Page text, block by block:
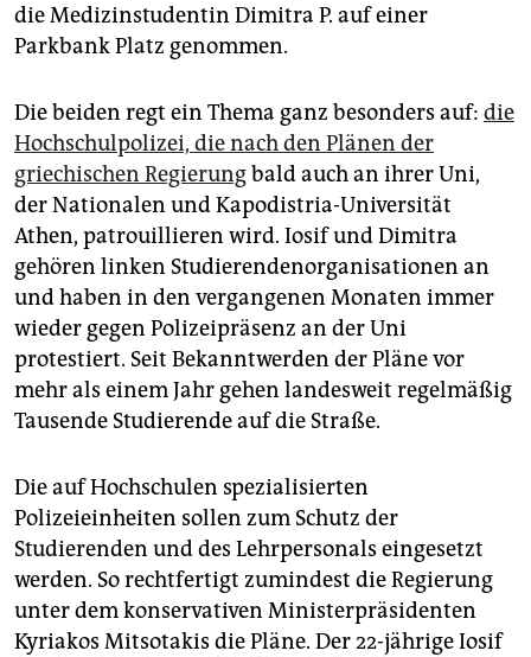
die Medizinstudentin Dimitra P. auf einer
Parkbank Platz genommen.
Die beiden regt ein Thema ganz besonders auf: die
Hochschulpolizei, die nach den Plänen der
griechischen Regierungbald auch an ihrer Uni,
der Nationalen und Kapodistria-Universität
Athen, patrouillieren wird. Iosif und Dimitra
gehören linken Studierendenorganisationen an
und haben in den vergangenen Monaten immer
wieder gegen Polizeipräsenz an der Uni
protestiert. Seit Bekanntwerden der Pläne vor
mehr als einem Jahr gehen landesweit regelmäßig
Tausende Studierende auf die Straße.
Die auf Hochschulen spezialisierten
Polizeieinheiten sollen zum Schutz der
Studierenden und des Lehrpersonals eingesetzt
werden. So rechtfertigt zumindest die Regierung
unter dem konservativen Ministerpräsidenten
Kyriakos Mitsotakis die Pläne. Der 22-jährige Iosif